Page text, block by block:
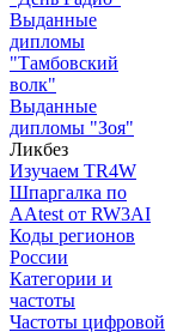
Выданные
дипломы
"Тамбовский
волк"
Выданные
дипломы "Зоя"
Ликбез
Изучаем TR4W
Шпаргалка по
AAtest от RW3AI
Коды регионов
России
Категории и
частоты
Частоты цифровой